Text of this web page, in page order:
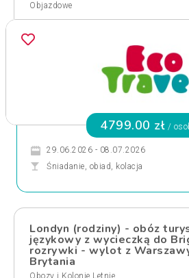
Objazdowe
4799.00 zł /
29.06.2026 - 08.07.2026
Śniadanie, obiad, kolacja
Londyn (rodziny) - obóz
językowy z wycieczką do
rozrywki - wylot z
Brytania
Obozy i Kolonie Letnie